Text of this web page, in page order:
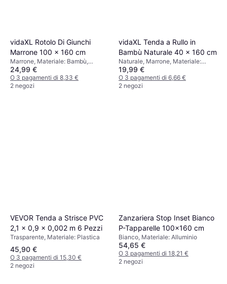
vidaXL Rotolo Di Giunchi
Marrone 100 x 160 cm
Marrone, Materiale: Bambù,
Risparmio energetico,
Meccanismo a catena
24,99 €
O 3 pagamenti di 8,33 €
2 negozi
vidaXL Tenda a Rullo in
Bambù Naturale 40 x 160 cm
Naturale, Marrone, Materiale:
Bambù
19,99 €
O 3 pagamenti di 6,66 €
2 negozi
VEVOR Tenda a Strisce PVC
2,1 x 0,9 x 0,002 m 6 Pezzi
Trasparente, Materiale: Plastica
45,90 €
O 3 pagamenti di 15,30 €
2 negozi
Zanzariera Stop Inset Bianco
P-Tapparelle 100x160 cm
Bianco, Materiale: Alluminio
54,65 €
O 3 pagamenti di 18,21 €
2 negozi